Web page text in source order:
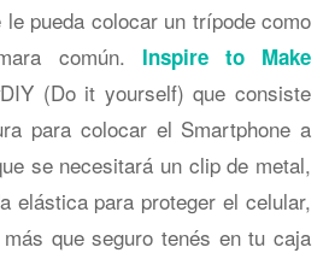
pueda colocar un trípode como
común. Inspire to Make
(Do it yourself) que consiste
para colocar el Smartphone a
se necesitará un clip de metal,
elástica para proteger el celular,
que seguro tenés en tu caja